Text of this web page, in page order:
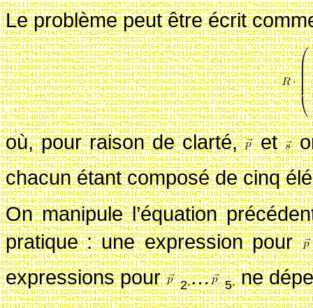
Le problème peut être écrit
où, pour raison de clarté, et
chacun étant composé de cinq
On manipule l’équation
pratique : une expression pour
expressions pour
2∙… 5∙ne